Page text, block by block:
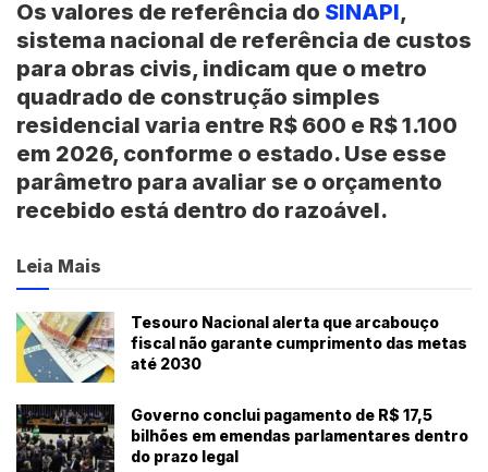
Os valores de referência do SINAPI,
sistema nacional de referência de custos
para obras civis, indicam que o metro
quadrado de construção simples
residencial varia entre R$ 600 e R$ 1.100
em 2026, conforme o estado. Use esse
parâmetro para avaliar se o orçamento
recebido está dentro do razoável.
Leia Mais
Tesouro Nacional alerta que arcabouço
fiscal não garante cumprimento das metas
até 2030
Governo conclui pagamento de R$ 17,5
bilhões em emendas parlamentares dentro
do prazo legal